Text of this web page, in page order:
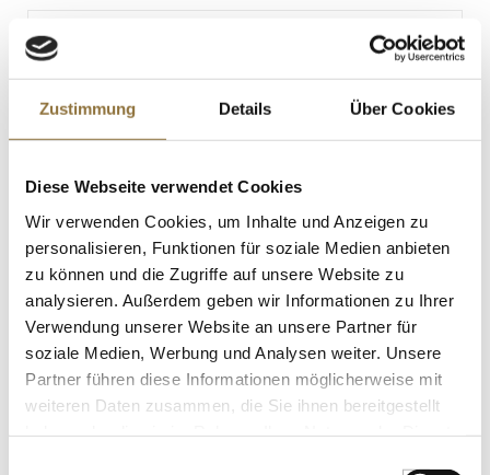
Zustimmung Details Über Cookies
Diese Webseite verwendet Cookies
Wir verwenden Cookies, um Inhalte und Anzeigen zu
personalisieren, Funktionen für soziale Medien anbieten
zu können und die Zugriffe auf unsere Website zu
analysieren. Außerdem geben wir Informationen zu Ihrer
Verwendung unserer Website an unsere Partner für
soziale Medien, Werbung und Analysen weiter. Unsere
Partner führen diese Informationen möglicherweise mit
weiteren Daten zusammen, die Sie ihnen bereitgestellt
Sojabohnen
Spuren
St.
Marisol® Flor de Sal - Die Salzblume, im
Stoffsäckchen, CERTIPLANET, BIO, 250 g
Art.Nr.:62897